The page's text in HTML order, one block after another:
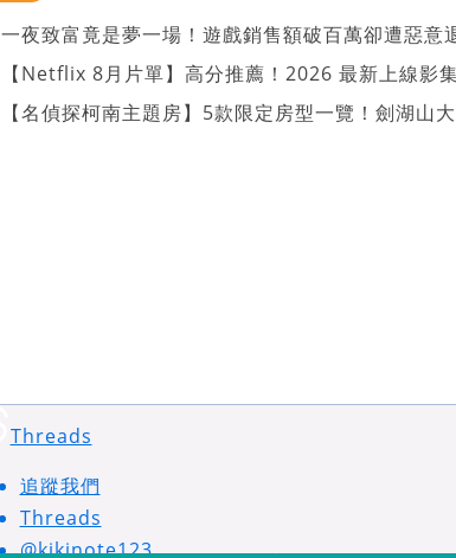
一夜致富竟是夢一場！遊戲銷售額破百萬卻遭惡意
【Netflix 8月片單】高分推薦！2026 最新上線影
【名偵探柯南主題房】5款限定房型一覽！劍湖山
Threads
追蹤我們
Threads
@kikinote123